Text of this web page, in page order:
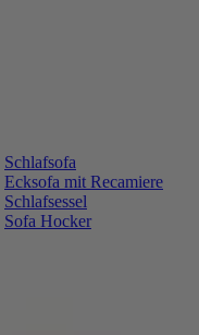
Schlafsofa
Ecksofa mit Recamiere
Schlafsessel
Sofa Hocker